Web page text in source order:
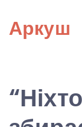
content
Аркуш